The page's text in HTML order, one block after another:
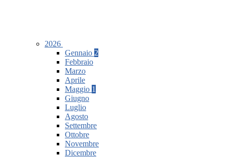
2026
Gennaio 2
Febbraio
Marzo
Aprile
Maggio 1
Giugno
Luglio
Agosto
Settembre
Ottobre
Novembre
Dicembre